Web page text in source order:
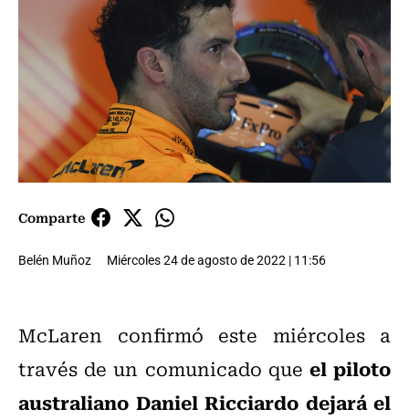
Comparte
Belén Muñoz Miércoles 24 de agosto de 2022 | 11:56
McLaren confirmó este miércoles a
través de un comunicado que el piloto
australiano Daniel Ricciardo dejará el